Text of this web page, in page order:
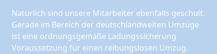
Natürlich sind unsere Mitarbeiter ebenfalls geschult.
Gerade im Bereich der deutschlandweiten Umzüge
ist eine ordnungsgemäße Ladungssicherung
Voraussetzung für einen reibungslosen Umzug.